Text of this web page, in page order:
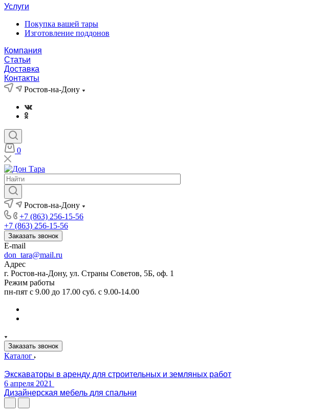
Услуги
Покупка вашей тары
Изготовление поддонов
Компания
Статьи
Доставка
Контакты
Ростов-на-Дону
0
Ростов-на-Дону
+7 (863) 256-15-56
+7 (863) 256-15-56
Заказать звонок
E-mail
don_tara@mail.ru
Адрес
г. Ростов-на-Дону, ул. Страны Советов, 5Б, оф. 1
Режим работы
пн-пят с 9.00 до 17.00 суб. с 9.00-14.00
Заказать звонок
Каталог
Экскаваторы в аренду для строительных и земляных работ
6 апреля 2021
Дизайнерская мебель для спальни